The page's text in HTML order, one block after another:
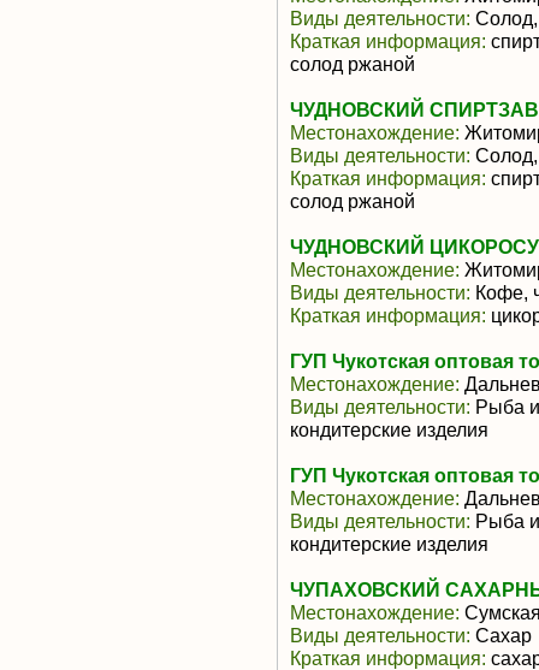
Виды деятельности:
Краткая информация:
солод ржаной
ЧУДНОВСКИЙ
Местонахождение:
Виды деятельности:
Краткая информация:
солод ржаной
ЧУДНОВСКИЙ
Местонахождение:
Виды деятельности: Кофе,
Краткая информация:
ГУП Чукотская оптовая
Местонахождение:
Виды деятельности: Рыба
кондитерские изделия
ГУП Чукотская оптовая
Местонахождение:
Виды деятельности: Рыба
кондитерские изделия
ЧУПАХОВСКИЙ
Местонахождение:
Виды деятельности: Сахар
Краткая информация: